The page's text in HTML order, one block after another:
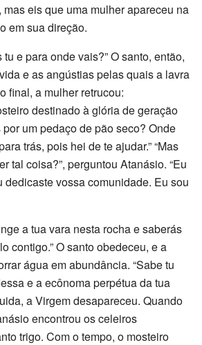
mas eis que uma mulher apareceu na
em sua direção.
tu e para onde vais?” O santo, então,
e as angústias pelas quais a lavra
final, a mulher retrucou:
destinado à glória de geração
um pedaço de pão seco? Onde
trás, pois hei de te ajudar.” “Mas
tal coisa?”, perguntou Atanásio. “Eu
dedicaste vossa comunidade. Eu sou
a tua vara nesta rocha e saberás
contigo.” O santo obedeceu, e a
água em abundância. “Sabe tu
e a ecônoma perpétua da tua
a Virgem desapareceu. Quando
encontrou os celeiros
trigo. Com o tempo, o mosteiro